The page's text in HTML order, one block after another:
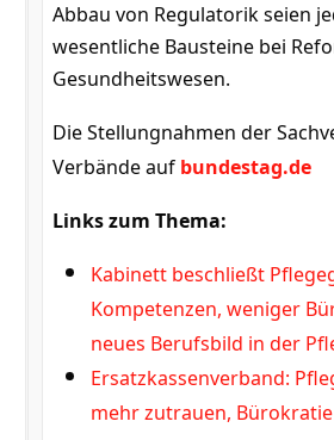
Abbau von Regulatorik seien
wesentliche Bausteine bei
Gesundheitswesen.
Die Stellungnahmen der
Verbände auf bundestag.de
Links zum Thema:
Kabinett beschließt
Kompetenzen, weniger
neues Berufsbild in der
Ersatzkassenverband:
mehr zutrauen,